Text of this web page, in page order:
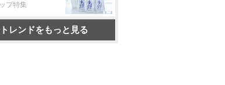
プ特集
レンドをもっと見る